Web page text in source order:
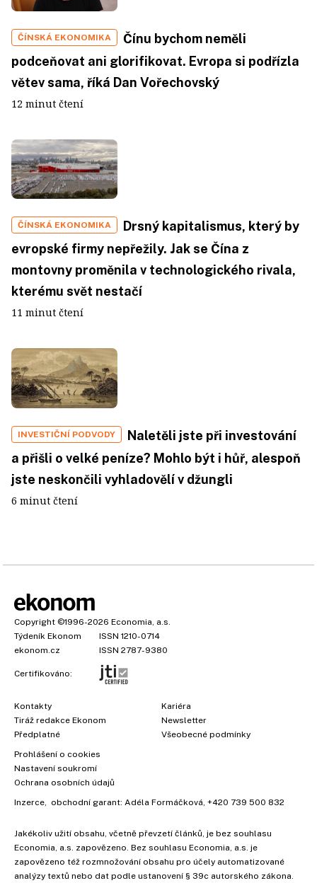
ČÍNSKÁ EKONOMIKA
Čínu bychom neměli
podceňovat ani glorifikovat. Evropa si podřízla
větev sama, říká Dan Vořechovský
12 minut čtení
ČÍNSKÁ EKONOMIKA
Drsný kapitalismus, který by
evropské firmy nepřežily. Jak se Čína z
montovny proměnila v technologického rivala,
kterému svět nestačí
11 minut čtení
INVESTIČNÍ PODVODY
Naletěli jste při investování
a přišli o velké peníze? Mohlo být i hůř, alespoň
jste neskončili vyhladovělí v džungli
6 minut čtení
Copyright ©1996-2026 Economia, a.s.
Týdeník Ekonom
ISSN 1210-0714
ekonom.cz
ISSN 2787-9380
Certifikováno:
Kontakty
Tiráž redakce Ekonom
Předplatné
Kariéra
Newsletter
Všeobecné podmínky
Prohlášení o cookies
Nastavení soukromí
Ochrana osobních údajů
Inzerce , obchodní garant: Adéla Formáčková +420 739 500 832
Jakékoliv užití obsahu, včetně převzetí článků, je bez souhlasu
Economia, a.s. zapovězeno. Bez souhlasu Economia, a.s. je
zapovězeno též rozmnožování obsahu pro účely automatizované
analýzy textů nebo dat podle ustanovení § 39c autorského zákona.